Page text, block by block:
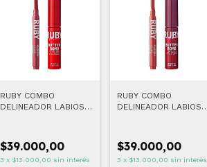
RUBY COMBO
DELINEADOR LABIOS
$39.000,00
3 x $13.000,00 sin interés
RUBY COMBO
DELINEADOR LABIOS
$39.000,00
3 x $13.000,00 sin interés